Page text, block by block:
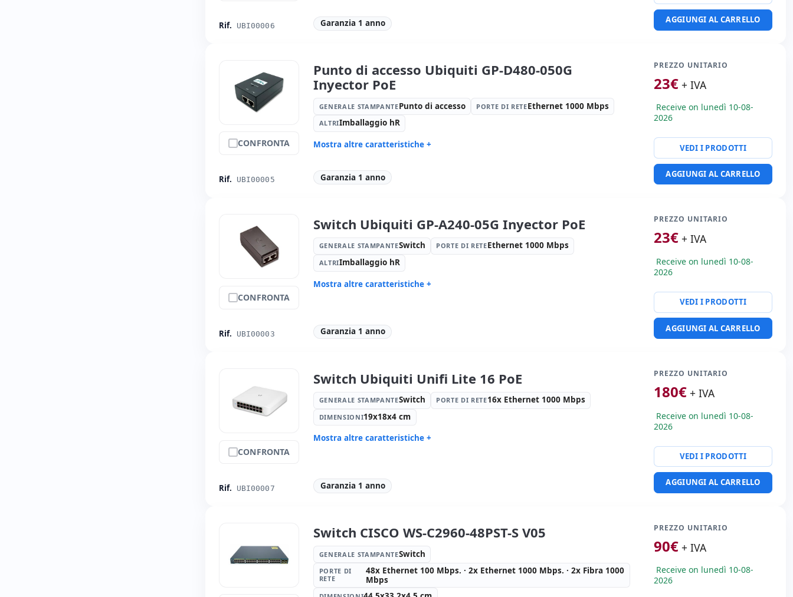
Rif. UBI00006
Dimensioni: 10x5x5 cm.
Garanzia 1 anno AGGIUNGI AL CARRELLO
CONFRONTA
Rif. UBI00005
Punto di accesso Ubiquiti GP-D480-050G
Inyector PoE
GENERALE STAMPANTEPunto di accesso PORTE DI RETEEthernet 1000 Mbps
ALTRIImballaggio hR
Mostra altre caratteristiche +
accesso
Garanzia 1 anno
PREZZO UNITARIO
23€ + IVA
Receive on lunedì 10-08-
2026
VEDI I PRODOTTI
AGGIUNGI AL CARRELLO
CONFRONTA
Rif. UBI00003
Switch Ubiquiti GP-A240-05G Inyector PoE
GENERALE STAMPANTESwitch PORTE DI RETEEthernet 1000 Mbps
ALTRIImballaggio hR
Mostra altre caratteristiche +
Peso: 1.00 Kg.
Garanzia 1 anno
PREZZO UNITARIO
23€ + IVA
Receive on lunedì 10-08-
2026
VEDI I PRODOTTI
AGGIUNGI AL CARRELLO
CONFRONTA
Rif. UBI00007
Switch Ubiquiti Unifi Lite 16 PoE
GENERALE STAMPANTESwitch PORTE DI RETE16x Ethernet 1000 Mbps
DIMENSIONI19x18x4 cm
Mostra altre caratteristiche +
Dimensioni: 19x18x4 cm.
Garanzia 1 anno
PREZZO UNITARIO
180€ + IVA
Receive on lunedì 10-08-
2026
VEDI I PRODOTTI
AGGIUNGI AL CARRELLO
Switch CISCO WS-C2960-48PST-S V05
GENERALE STAMPANTESwitch
PORTE DI
RETE
48x Ethernet 100 Mbps. · 2x Ethernet 1000 Mbps. · 2x Fibra 1000
Mbps
PREZZO UNITARIO
90€ + IVA
Receive on lunedì 10-08-
2026